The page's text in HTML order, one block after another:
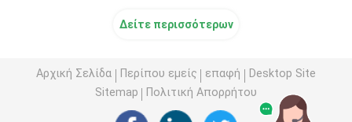
Δείτε περισσότερων
Αρχική Σελίδα Περίπου εμείς επαφή
Desktop Site
Sitemap
Πολιτική Απορρήτου